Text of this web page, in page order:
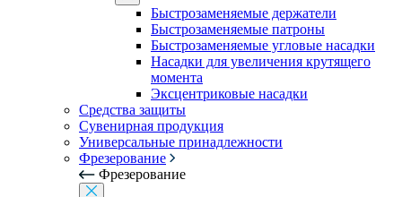
Быстрозаменяемые держатели
Быстрозаменяемые патроны
Быстрозаменяемые угловые насадки
Насадки для увеличения крутящего
момента
Эксцентриковые насадки
Средства защиты
Сувенирная продукция
Универсальные принадлежности
Фрезерование
Фрезерование